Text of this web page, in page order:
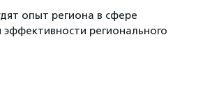
опыт региона в сфере
регионального